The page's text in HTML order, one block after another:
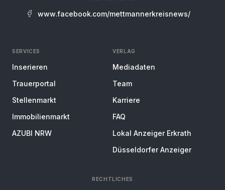
www.facebook.com/mettmannerkreisnews/
SERVICES
Inserieren
Trauerportal
Stellenmarkt
Immobilienmarkt
AZUBI NRW
VERLAG
Mediadaten
Team
Karriere
FAQ
Lokal Anzeiger Erkrath
Düsseldorfer Anzeiger
RECHTLICHES